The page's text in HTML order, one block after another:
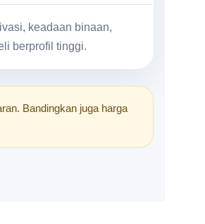
keadaan binaan,
berprofil tinggi.
Bandingkan juga harga